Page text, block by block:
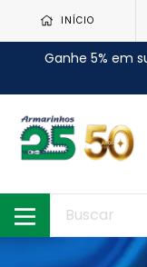
INÍCIO
Ganhe 5% em